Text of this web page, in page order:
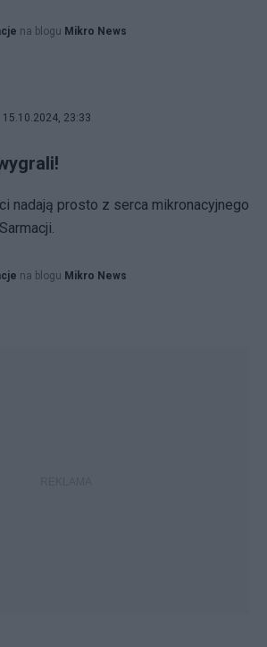
na blogu Mikro News
15.10.2024, 23:33
nadają prosto z serca mikronacyjnego
na blogu Mikro News